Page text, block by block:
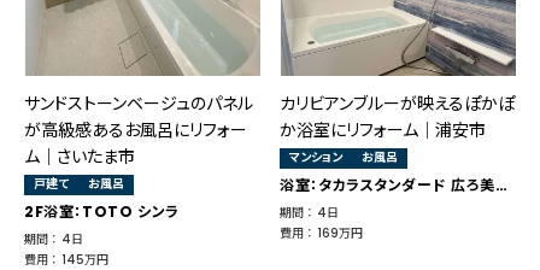
サンドストーンベージュのパネル
が高級感あるお風呂にリフォー
ム｜さいたま市
戸建て お風呂
2F浴室：TOTO シンラ
期間 ： 4日
費用 ： 145万円
カリビアンブルーが映えるぽかぽ
か浴室にリフォーム│浦安市
マンション お風呂
浴室：タカラスタンダード 広ろ美ろ浴室
期間 ： 4日
費用 ： 169万円